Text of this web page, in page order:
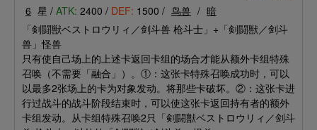
6 星 / ATK: 2400 / DEF: 1500 / 鸟兽 / 暗
「剣闘獣ベストロウリィ／剑斗兽 枪斗士」+「剣闘獣／剑斗
兽」怪兽
只有使自己场上的上述卡返回卡组的场合才能从额外卡组特殊
召唤（不需要「融合」）。①：这张卡特殊召唤成功时，可以
以最多2张场上的卡为对象发动。将那些卡破坏。②：这张卡进
行过战斗的战斗阶段结束时，可以使这张卡返回持有者的额外
卡组发动。从卡组特殊召唤2只「剣闘獣ベストロウリィ／剑斗